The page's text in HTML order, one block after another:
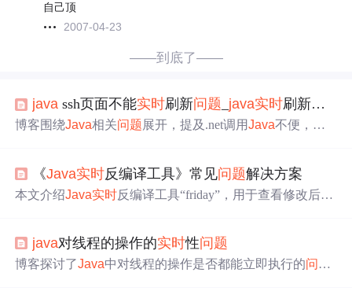
自己顶
2007-04-23
——到底了——
java ssh页面不能实时刷新问题 java实时刷新输出
博客围绕Java相关问题展开，提及.net调用Java不便，探
用ajax结合图表技术的示例，以及FLEX用于实时显示数据
的项目经验。
《Java实时反编译工具》常见问题解决方案
本文介绍Java实时反编译工具“friday”，用于查看修改后的
件、界面显示异常等，可通过检查JDK版本、类全名、库
版本等解决，也可在GitHub求助。
java对线程的操作的实时性问题
博客探讨了Java中对线程的操作是否都能立即执行的问题